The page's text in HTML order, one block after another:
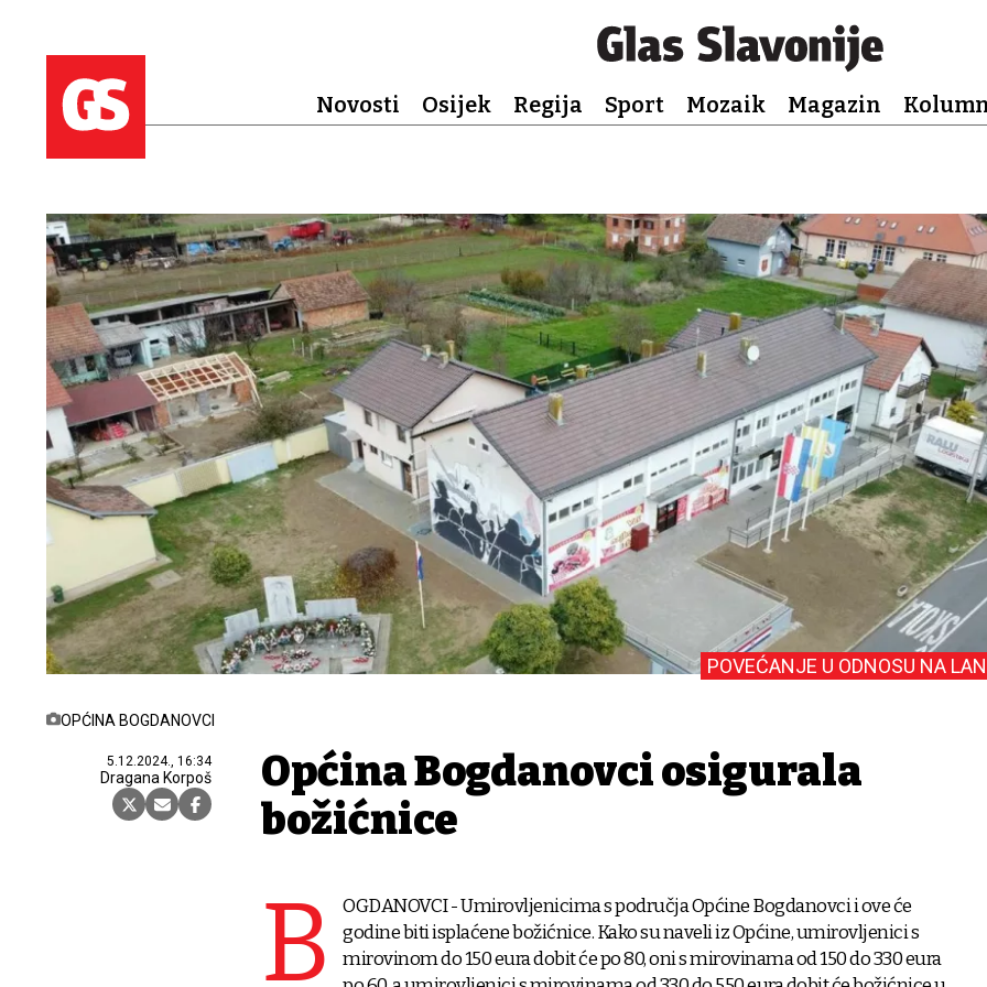
Novosti Osijek Regija Sport Mozaik Magazin
OPĆINA BOGDANOVCI
5.12.2024., 16:34
Dragana Korpoš
POVEĆANJE U ODNOSU NA
Općina Bogdanovci osigurala
božićnice
B
OGDANOVCI - Umirovljenicima s područja Općine Bogdanovci i ove će
godine biti isplaćene božićnice. Kako su naveli iz Općine, umirovljenici s
mirovinom do 150 eura dobit će po 80, oni s mirovinama od 150 do 330 eura